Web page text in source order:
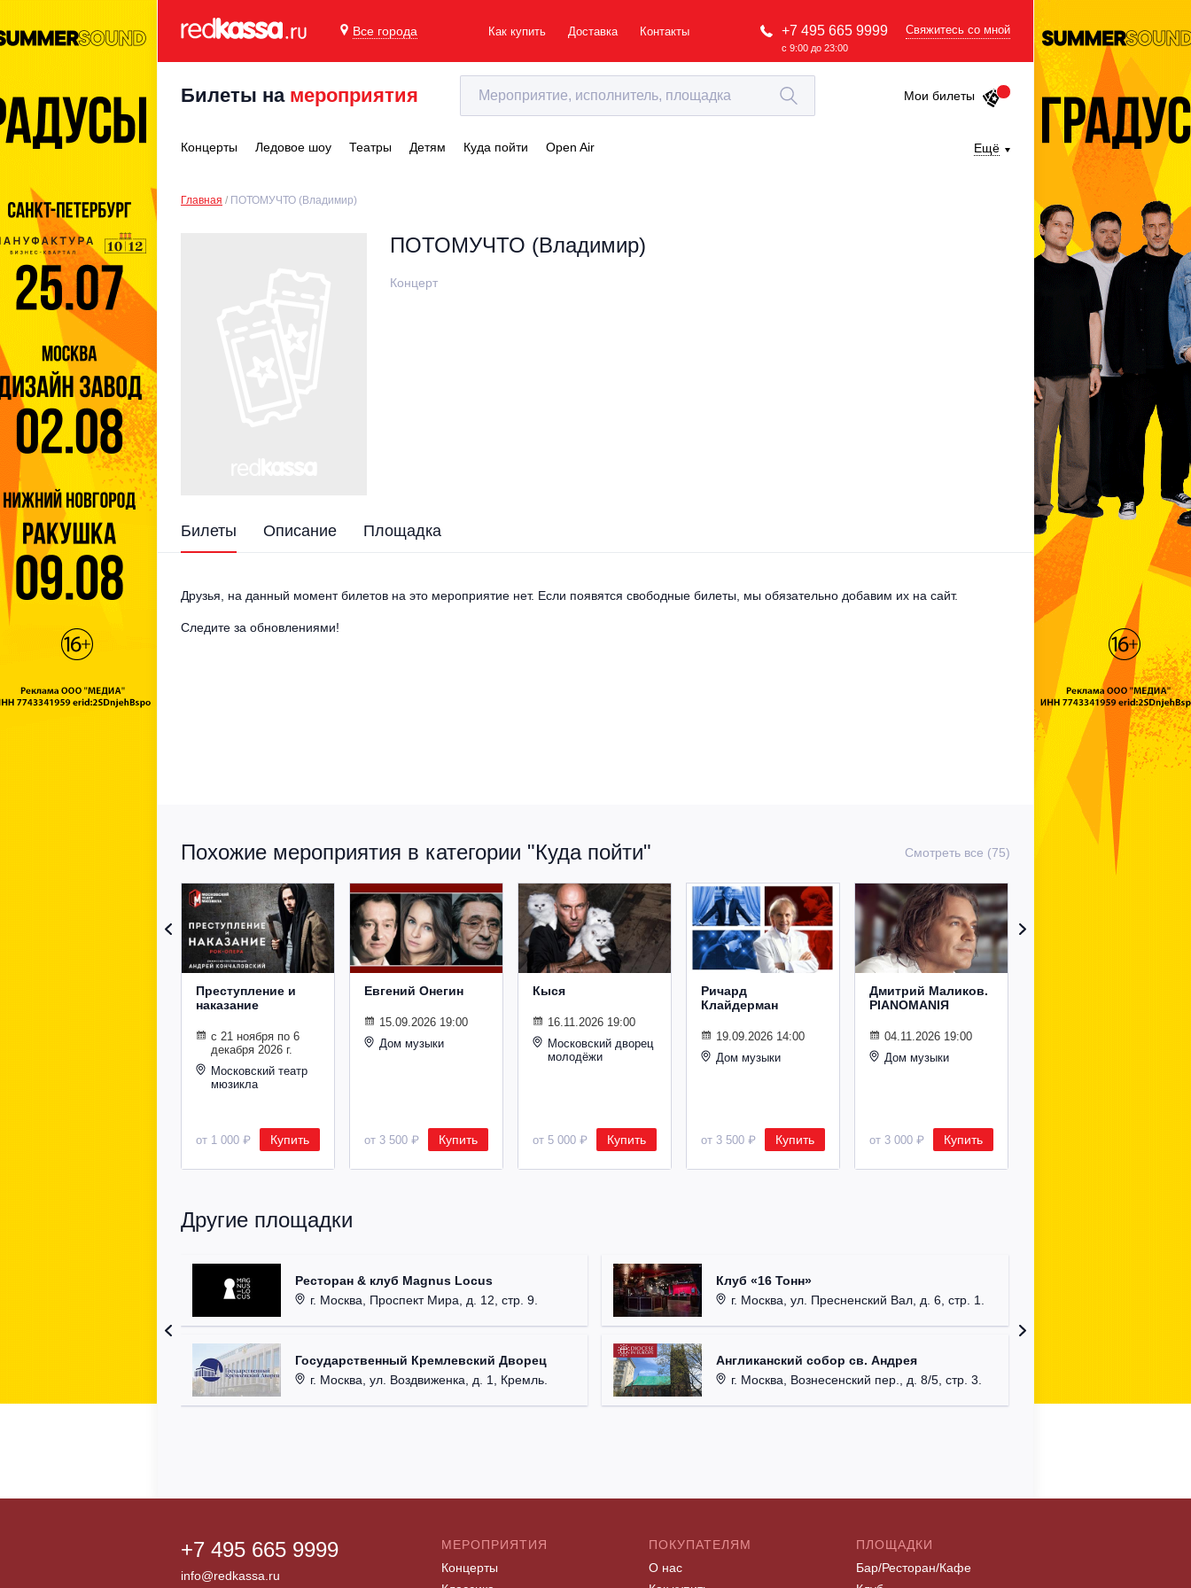
Все города Как купить Доставка Контакты +7 495 665 9999
с 9:00 до 23:00
Свяжитесь со мной
Билеты на мероприятия Мои билеты
Концерты Ледовое шоу Театры Детям Куда пойти Open Air Ещё
Главная ПОТОМУЧТО (Владимир)
ПОТОМУЧТО (Владимир)
Концерт
Билеты Описание Площадка
Друзья, на данный момент билетов на это мероприятие нет. Если появятся свободные билеты, мы обязательно добавим их на сайт.
Следите за обновлениями!
Похожие мероприятия в категории "Куда пойти" Смотреть все (75)
Преступление и
наказание
с 21 ноября по 6
декабря 2026 г.
Московский театр
мюзикла
от 1 000 ₽ Купить
Евгений Онегин
15.09.2026 19:00
Дом музыки
от 3 500 ₽ Купить
Кыся
16.11.2026 19:00
Московский дворец
молодёжи
от 5 000 ₽ Купить
Ричард
Клайдерман
19.09.2026 14:00
Дом музыки
от 3 500 ₽ Купить
Дмитрий Маликов.
PIANOMANIЯ
04.11.2026 19:00
Дом музыки
от 3 000 ₽ Купить
Другие площадки
Ресторан & клуб Magnus Locus
г. Москва, Проспект Мира, д. 12, стр. 9.
Государственный Кремлевский Дворец
г. Москва, ул. Воздвиженка, д. 1, Кремль.
Клуб «16 Тонн»
г. Москва, ул. Пресненский Вал, д. 6, стр. 1.
Англиканский собор св. Андрея
г. Москва, Вознесенский пер., д. 8/5, стр. 3.
+7 495 665 9999
info@redkassa.ru
МЕРОПРИЯТИЯ
Концерты
ПОКУПАТЕЛЯМ
О нас
ПЛОЩАДКИ
Бар/Ресторан/Кафе